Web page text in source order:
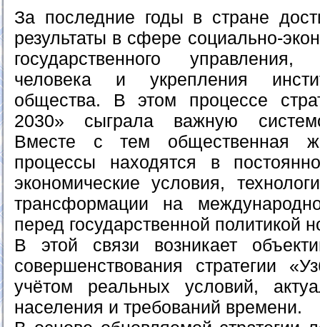
За последние годы в стране
результаты в сфере социально-
государственного
человека и укрепления
общества. В этом процессе
2030» сыграла важную
Вместе с тем общественная
процессы находятся в
экономические условия,
трансформации на
перед государственной политикой
В этой связи возникает
совершенствования стратегии
учётом реальных условий,
населения и требований времени.